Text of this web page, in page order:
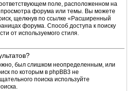
поле, расположенном на
просмотра форума или темы. Вы можете
щелкнув по ссылке «Расширенный
форума. Способ доступа к поиску
от используемого стиля.
был слишком неопределенным, или
по которым в phpBB3 не
поиска используйте